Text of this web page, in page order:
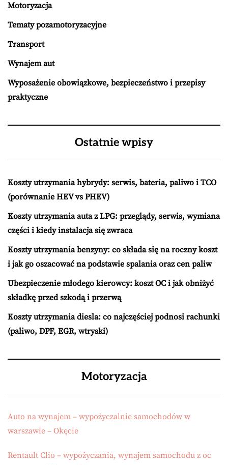
Motoryzacja
Tematy pozamotoryzacyjne
Transport
Wynajem aut
Wyposażenie obowiązkowe, bezpieczeństwo i przepisy
praktyczne
Ostatnie wpisy
Koszty utrzymania hybrydy: serwis, bateria, paliwo i TCO
(porównanie HEV vs PHEV)
Koszty utrzymania auta z LPG: przeglądy, serwis, wymiana
części i kiedy instalacja się zwraca
Koszty utrzymania benzyny: co składa się na roczny koszt
i jak go oszacować na podstawie spalania oraz cen paliw
Ubezpieczenie młodego kierowcy: koszt OC i jak obniżyć
składkę przed szkodą i przerwą
Koszty utrzymania diesla: co najczęściej podnosi rachunki
(paliwo, DPF, EGR, wtryski)
Motoryzacja
Auto na wynajem – wypożyczalnie samochodów w
warszawie – Okęcie
Rentault Clio – wypożyczania, wynajem samochodu z oc